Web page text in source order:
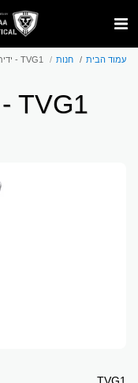
עמוד הבית חנות TVG1 - ידית הסתערות
TVG1 - ידית הסתערות